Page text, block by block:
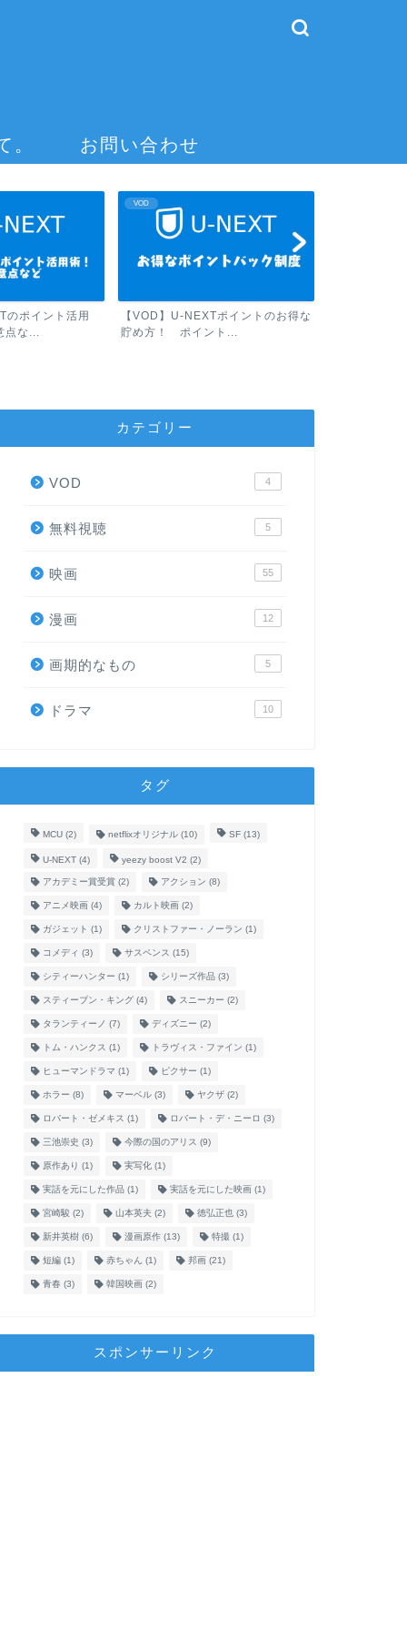
。 お問い合わせ
のポイント活用
点な...
VOD
【VOD】U-NEXTポイントのお得な
貯め方！ ポイント...
カテゴリー
VOD 4
無料視聴 5
映画 55
漫画 12
画期的なもの 5
ドラマ 10
タグ
MCU(2) netflixオリジナル(10) SF(13)
U-NEXT(4) yeezy boost V2 (2)
アカデミー賞受賞(2) アクション (8)
アニメ映画(4) カルト映画(2)
ガジェット (1) クリストファー・ノーラン (1)
コメディ (3) サスペンス (15)
シティーハンター (1) シリーズ作品(3)
スティーブン・キング(4) スニーカー (2)
タランティーノ (7) ディズニー (2)
トム・ハンクス (1) トラヴィス・ファイン (1)
ヒューマンドラマ (1) ピクサー (1)
ホラー (8) マーベル(3) ヤクザ(2)
ロバート・ゼメキス (1) ロバート・デ・ニーロ (3)
三池崇史 (3) 今際の国のアリス (9)
原作あり (1) 実写化(1)
実話を元にした作品(1) 実話を元にした映画(1)
宮崎駿 (2) 山本英夫 (2) 徳弘正也 (3)
新井英樹(6) 漫画原作(13) 特撮(1)
短編(1) 赤ちゃん (1) 邦画(21)
青春 (3) 韓国映画(2)
スポンサーリンク